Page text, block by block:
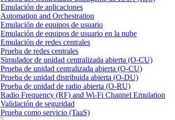
Emulación de aplicaciones
Automation and Orchestration
Emulación de equipos de usuario
Emulación de equipos de usuario en la nube
Emulación de redes centrales
Prueba de redes centrales
Simulador de unidad centralizada abierta (O-CU)
Prueba de unidad centralizada abierta (O-CU)
Prueba de unidad distribuida abierta (O-DU)
Prueba de unidad de radio abierta (O-RU)
Radio Frequency (RF) and Wi-Fi Channel Emulation
Validación de seguridad
Prueba como servicio (TaaS)